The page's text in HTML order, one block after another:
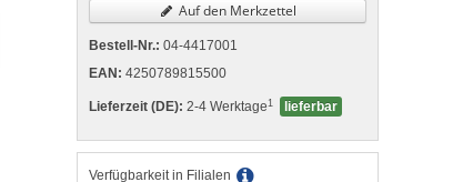
Auf den Merkzettel
Bestell-Nr.: 04-4417001
EAN: 4250789815500
Lieferzeit (DE): 2-4 Werktage 1 lieferbar
Verfügbarkeit in Filialen